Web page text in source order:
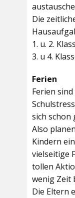
Die
1. u. 2.
3. u 4.
Ferien
Ferien
sich schon
Also
Kindern
vielseitige
tollen
wenig Zeit
Die Eltern